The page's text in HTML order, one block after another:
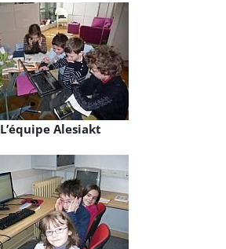
L’équipe Alesiakt